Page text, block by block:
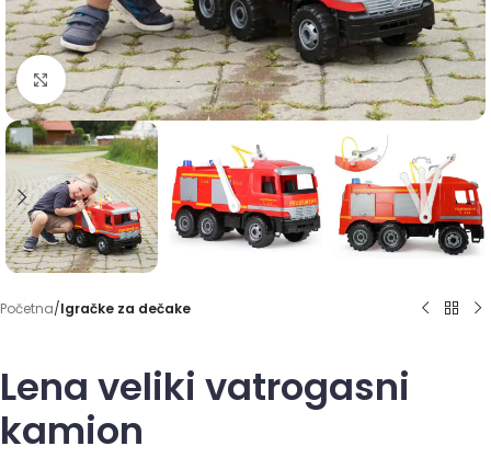
Click to enlarge
Početna Igračke za dečake
Lena veliki vatrogasni
kamion